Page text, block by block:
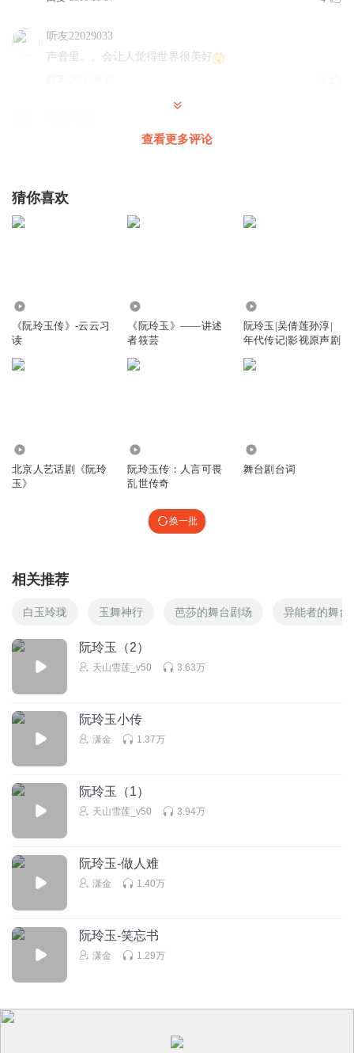
听友22029033
声音里。。会让人觉得世界很美好
哈喽罗威，第一次听到你的声音，比想象中的更文艺范
沫沫_q1g
知道阮玲玉是一个特别厉害的电影明星，但是没看过她演的
好听
1
不错
回复 1
Lavieenrosemio
好听的声音
听友61288875
没想到声音也这么好听
回复
查看更多评论
猜你喜欢
《阮玲玉传》-云云习
读
《阮玲玉》——讲述
者筱芸
阮玲玉|吴倩莲孙淳|
年代传记|影视原声剧
北京人艺话剧《阮玲
玉》
阮玲玉传：人言可畏
乱世传奇
舞台剧台词
换一批
相关推荐
白玉玲珑 玉舞神行 芭莎的舞台剧场 异能者的舞台
阮玲玉（2）
天山雪莲_v50 3.63万
阮玲玉小传
潇金 1.37万
阮玲玉（1）
天山雪莲_v50 3.94万
阮玲玉-做人难
潇金 1.40万
阮玲玉-笑忘书
潇金 1.29万